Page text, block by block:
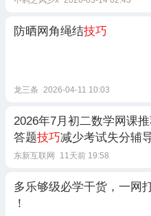
防晒网角绳结技巧
龙三条 2026-04-11 10:03
2026年7月初二数学网课
答题技巧减少考试失分辅
东新互联网 11天前 19:58
多乐够级必学干货，一网
！